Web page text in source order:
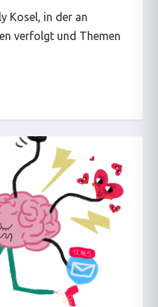
Kosel, in der an
verfolgt und Themen